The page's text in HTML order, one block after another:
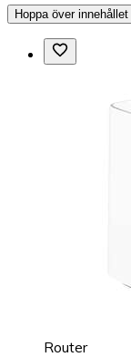
Hoppa över innehållet
Router